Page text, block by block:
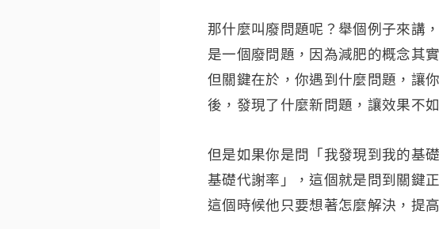
那什麼叫廢問題呢？舉個例子來講
是一個廢問題，因為減肥的概念其
但關鍵在於，你遇到什麼問題，讓
後，發現了什麼新問題，讓效果不
但是如果你是問「我發現到我的基
基礎代謝率」，這個就是問到關鍵
這個時候他只要想著怎麼解決，提